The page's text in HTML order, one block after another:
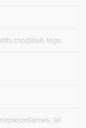
modālais logs.
lai